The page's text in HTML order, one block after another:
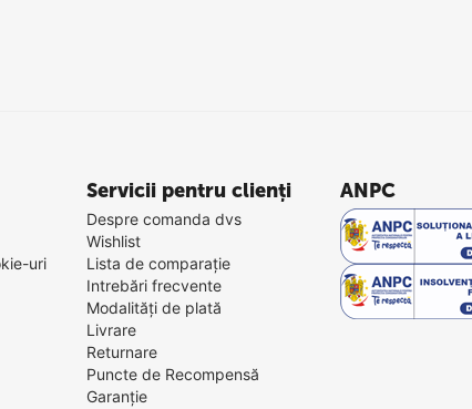
uri
Servicii pentru clienți
Despre comanda dvs
Wishlist
Lista de comparație
Intrebări frecvente
Modalități de plată
Livrare
Returnare
Puncte de Recompensă
Garanție
ANPC